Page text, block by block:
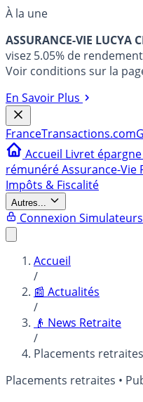
À la une
ASSURANCE-VIE LUCYA
visez 5.05% de
Voir conditions sur la
En Savoir Plus
FranceTransactions.com
Accueil Livret épargne
rémunéréAssurance-Vie
Impôts & Fiscalité
Autres...
Connexion Simulateurs
Accueil
/
📰 Actualités
/
👴 News Retraite
/
Placements retraites
Placements retraites •